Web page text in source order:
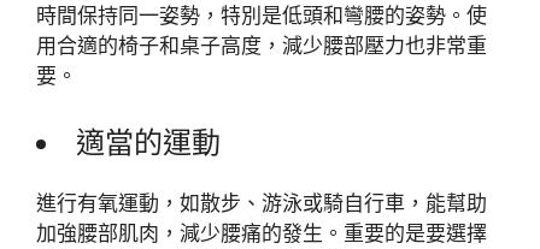
時間保持同一姿勢，特別是低頭和彎腰的姿勢。使
用合適的椅子和桌子高度，減少腰部壓力也非常重
要。
適當的運動
進行有氧運動，如散步、游泳或騎自行車，能幫助
加強腰部肌肉，減少腰痛的發生。重要的是要選擇